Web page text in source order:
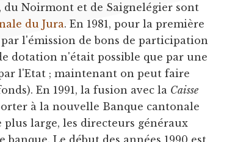
Noirmont et de Saignelégier sont
du Jura. En 1981, pour la première
l'émission de bons de participation
dotation n'était possible que par une
l'Etat ; maintenant on peut faire
En 1991, la fusion avec la Caisse
à la nouvelle Banque cantonale
large, les directeurs généraux
Le début des années 1990 est